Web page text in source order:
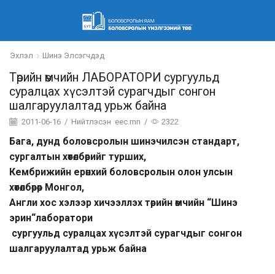
Эхлэл Шинэ Элсэгчдэд
Төрийн өмчийн ЛАБОРАТОРИ сургуульд
суралцах хүсэлтэй сурагчдыг сонгон
шалгаруулалтад урьж байна
2011-06-16 / Нийтлэсэн eec.mn / 2322
Бага, дунд боловсролын шинэчилсэн стандарт,
сургалтын хөтөлбөрийг турших,
Кембрижийн ерөнхий боловсролын олон улсын
хөтөлбөрөөр Монгол,
Англи хос хэлээр хичээллэх төрийн өмчийн “Шинэ
эрин“лаборатори
сургуульд суралцах хүсэлтэй сурагчдыг сонгон
шалгаруулалтад урьж байна